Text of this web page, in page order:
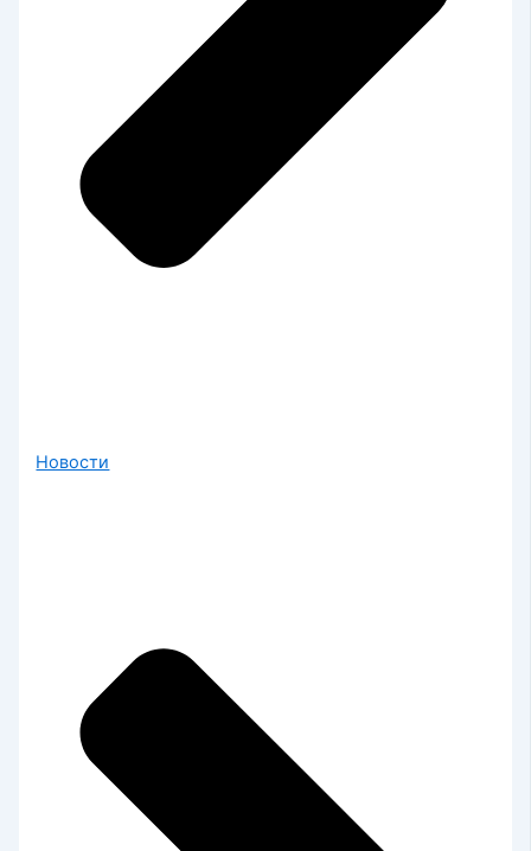
Новости